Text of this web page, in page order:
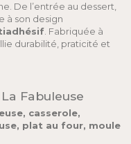
De l’entrée au dessert,
à son design
. Fabriquée à
durabilité, praticité et
Fabuleuse
casserole,
plat au four, moule